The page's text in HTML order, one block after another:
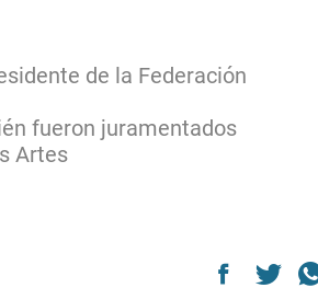
de la Federación
fueron juramentados
Artes